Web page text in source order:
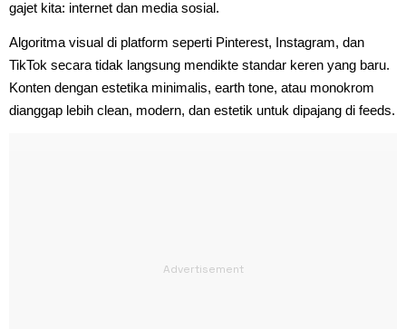
gajet kita: internet dan media sosial.
Algoritma visual di platform seperti Pinterest, Instagram, dan
TikTok secara tidak langsung mendikte standar keren yang baru.
Konten dengan estetika minimalis, earth tone, atau monokrom
dianggap lebih clean, modern, dan estetik untuk dipajang di feeds.